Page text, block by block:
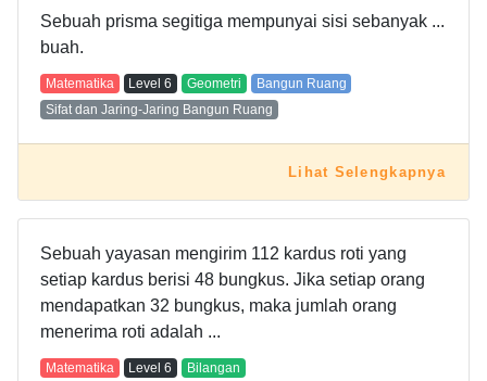
Sebuah prisma segitiga mempunyai sisi sebanyak ...
buah.
Matematika Level 6 Geometri
Bangun Ruang
Sifat dan Jaring-Jaring Bangun Ruang
Lihat Selengkapnya
Sebuah yayasan mengirim 112 kardus roti yang
setiap kardus berisi 48 bungkus. Jika setiap orang
mendapatkan 32 bungkus, maka jumlah orang
menerima roti adalah ...
Matematika Level 6
Bilangan